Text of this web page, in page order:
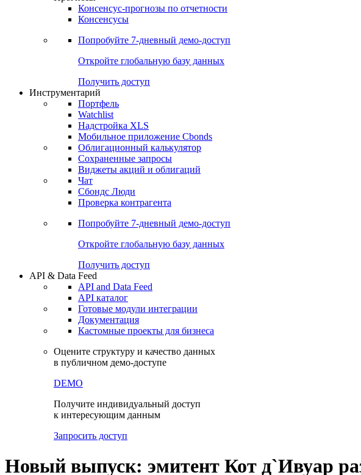
Портфели индексов Cbonds
Прогнозы
Консенсус-прогнозы по отчетности
Консенсусы
Попробуйте7-дневный
Откройте глобальную базу данных
Получить доступ
Инструментарий
Портфель
Watchlist
Надстройка XLS
Мобильное приложение Cbonds
Облигационный калькулятор
Сохраненные запросы
Виджеты акций и облигаций
Чат
Сбондс Люди
Проверка контрагента
Попробуйте7-дневный
Откройте глобальную базу данных
Получить доступ
API & Data Feed
API and Data Feed
API каталог
Документация
Кастомные проекты для бизнеса
Оцените структуру и качество данных
в публичном демо-доступе
DEMO
Получите индивидуальный доступ